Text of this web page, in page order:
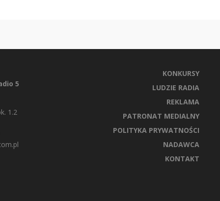
5
1.2
KONKURSY
LUDZIE RADIA
REKLAMA
PATRONAT MEDIALNY
POLITYKA PRYWATNOŚCI
NADAWCA
KONTAKT